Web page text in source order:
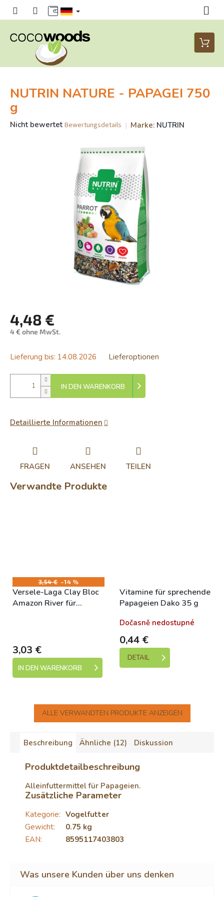
Inhalt
NUTRIN NATURE - PAPAGEI 750
g
Die
Nicht bewertet Bewertungsdetails Marke: NUTRIN
4,48 €
4 € ohne MwSt.
Lieferung bis: 14.08.2026 Lieferoptionen
IN DEN WARENKORB
Detaillierte Informationen
FRAGEN ANSEHEN TEILEN
Verwandte Produkte
3,54 € –14 %
Versele-Laga Clay Bloc
Amazon River für
3,03 €
IN DEN WARENKORB
Vitamine für sprechende
Papageien Dako 35 g
Dočasně nedostupné
0,44 €
DETAIL
ALLE VERWANDTEN PRODUKTE ANZEIGEN
Beschreibung Ähnliche (12) Diskussion
Produktdetailbeschreibung
Alleinfuttermittel für Papageien.
Zusätzliche Parameter
Kategorie: Vogelfutter
Gewicht:
0.75 kg
EAN: 8595117403803